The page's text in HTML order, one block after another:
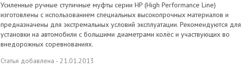
Усиленные ручные ступичные муфты серии HP (High Performance Line)
изготовлены с использованием специальных высокопрочных материалов и
предназначены для экстремальных условий эксплуатации. Рекомендуются для
установки на автомобили с большими диаметрами колёс и участвующих во
внедорожных соревнованиях.
Статья добавлена - 21.01.2013